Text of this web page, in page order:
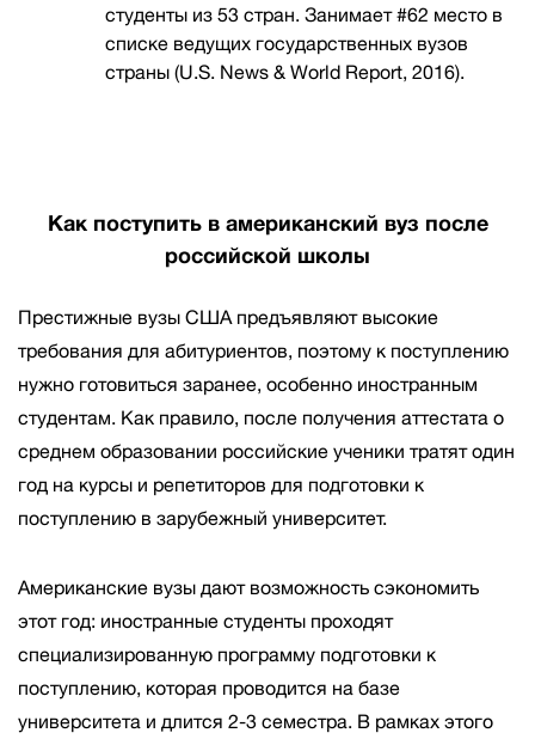
студенты из 53 стран. Занимает #62 место в
списке ведущих государственных вузов
страны (U.S. News & World Report, 2016).
Как поступить в американский вуз после
российской школы
Престижные вузы США предъявляют высокие
требования для абитуриентов, поэтому к поступлению
нужно готовиться заранее, особенно иностранным
студентам. Как правило, после получения аттестата о
среднем образовании российские ученики тратят один
год на курсы и репетиторов для подготовки к
поступлению в зарубежный университет.
Американские вузы дают возможность сэкономить
этот год: иностранные студенты проходят
специализированную программу подготовки к
поступлению, которая проводится на базе
университета и длится 2-3 семестра. В рамках этого